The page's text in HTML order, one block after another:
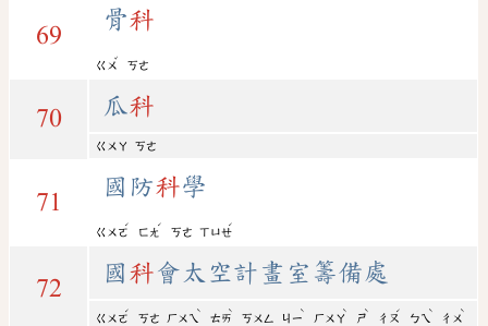
69
骨科
ㄍㄨ
ˇ
ㄎㄜ
70 瓜科
ㄍㄨㄚ ㄎㄜ
71
國防科學
ㄍㄨㄛ
ˊ
ㄈㄤ
ˊ
ㄎㄜ ㄒㄩㄝ
ˊ
72
國 科會太空計畫室籌備處
ㄍㄨㄛ
ˊ
ㄎㄜ ㄏㄨㄟ
ˋ
ㄊㄞ
ˋ
ㄎㄨㄥ ㄐㄧ
ˋ
ㄏㄨㄚ
ˋ
ㄕ
ˋ
ㄔㄡ
ˊ
ㄅㄟ
ˋ
ㄔㄨ
ˋ